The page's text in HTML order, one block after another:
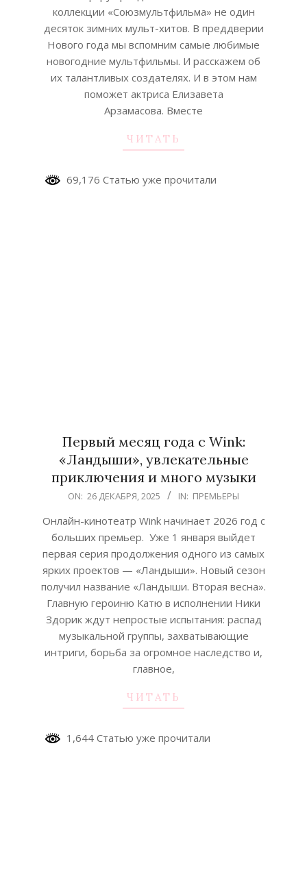
коллекции «Союзмультфильма» не один
десяток зимних мульт-хитов. В преддверии
Нового года мы вспомним самые любимые
новогодние мультфильмы. И расскажем об
их талантливых создателях. И в этом нам
поможет актриса Елизавета
Арзамасова. Вместе
ЧИТАТЬ
69,176 Статью уже прочитали
Первый месяц года с Wink:
«Ландыши», увлекательные
приключения и много музыки
2025-
26
ON: 26 ДЕКАБРЯ, 2025 IN: ПРЕМЬЕРЫ
Онлайн-кинотеатр Wink начинает 2026 год с
больших премьер. Уже 1 января выйдет
первая серия продолжения одного из самых
ярких проектов — «Ландыши». Новый сезон
получил название «Ландыши. Вторая весна».
Главную героиню Катю в исполнении Ники
Здорик ждут непростые испытания: распад
музыкальной группы, захватывающие
интриги, борьба за огромное наследство и,
главное,
ЧИТАТЬ
1,644 Статью уже прочитали